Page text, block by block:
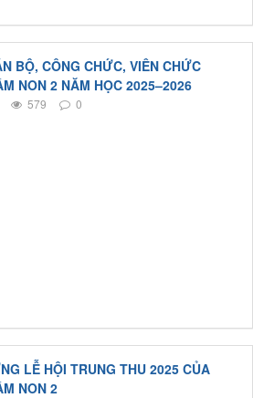
BỘ, CÔNG CHỨC, VIÊN CHỨC
NON 2 NĂM HỌC 2025–2026
579 0
LỄ HỘI TRUNG THU 2025 CỦA
NON 2